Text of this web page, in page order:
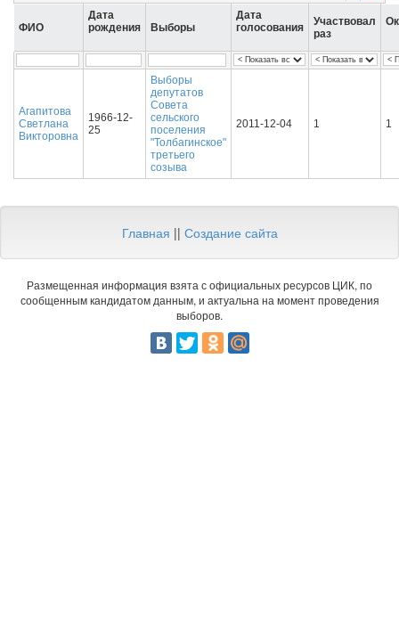
ФИО
Дата
рождения
Выборы
Дата
голосования
Участвовал
раз
Агапитова
Светлана
Викторовна
1966-12-
25
Выборы
депутатов
Совета
сельского
поселения
"Толбагинское"
третьего
созыва
2011-12-04 1 1
Главная || Создание сайта
Размещенная информация взята с официальных ресурсов ЦИК, по
сообщенным кандидатом данным, и актуальна на момент проведения
выборов.